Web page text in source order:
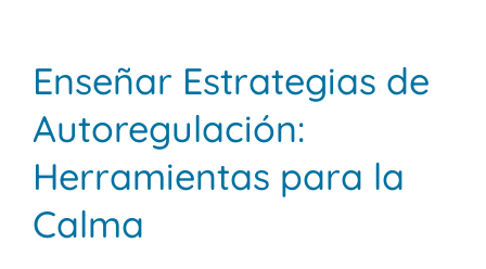
Enseñar Estrategias de
Autoregulación:
Herramientas para la
Calma